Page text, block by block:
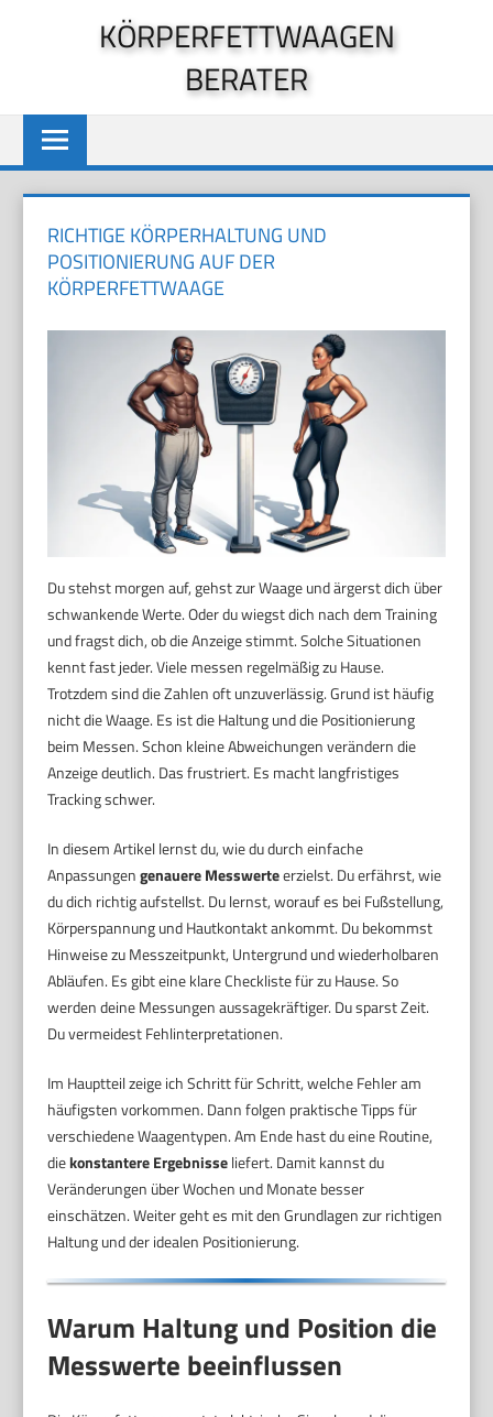
KÖRPERFETTWAAGEN
BERATER
RICHTIGE KÖRPERHALTUNG UND
POSITIONIERUNG AUF DER
KÖRPERFETTWAAGE
Du stehst morgen auf, gehst zur Waage und ärgerst dich über
schwankende Werte. Oder du wiegst dich nach dem Training
und fragst dich, ob die Anzeige stimmt. Solche Situationen
kennt fast jeder. Viele messen regelmäßig zu Hause.
Trotzdem sind die Zahlen oft unzuverlässig. Grund ist häufig
nicht die Waage. Es ist die Haltung und die Positionierung
beim Messen. Schon kleine Abweichungen verändern die
Anzeige deutlich. Das frustriert. Es macht langfristiges
Tracking schwer.
In diesem Artikel lernst du, wie du durch einfache
Anpassungengenauere Messwerteerzielst. Du erfährst, wie
du dich richtig aufstellst. Du lernst, worauf es bei Fußstellung,
Körperspannung und Hautkontakt ankommt. Du bekommst
Hinweise zu Messzeitpunkt, Untergrund und wiederholbaren
Abläufen. Es gibt eine klare Checkliste für zu Hause. So
werden deine Messungen aussagekräftiger. Du sparst Zeit.
Du vermeidest Fehlinterpretationen.
Im Hauptteil zeige ich Schritt für Schritt, welche Fehler am
häufigsten vorkommen. Dann folgen praktische Tipps für
verschiedene Waagentypen. Am Ende hast du eine Routine,
diekonstantere Ergebnisseliefert. Damit kannst du
Veränderungen über Wochen und Monate besser
einschätzen. Weiter geht es mit den Grundlagen zur richtigen
Haltung und der idealen Positionierung.
Warum Haltung und Position die
Messwerte beeinflussen